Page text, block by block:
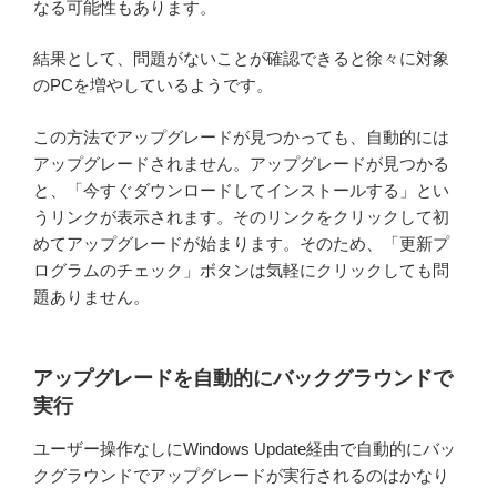
なる可能性もあります。
結果として、問題がないことが確認できると徐々に対象
のPCを増やしているようです。
この方法でアップグレードが見つかっても、自動的には
アップグレードされません。アップグレードが見つかる
と、「今すぐダウンロードしてインストールする」とい
うリンクが表示されます。そのリンクをクリックして初
めてアップグレードが始まります。そのため、「更新プ
ログラムのチェック」ボタンは気軽にクリックしても問
題ありません。
アップグレードを自動的にバックグラウンドで
実行
ユーザー操作なしにWindows Update経由で自動的にバッ
クグラウンドでアップグレードが実行されるのはかなり